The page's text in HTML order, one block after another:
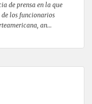
de prensa en la que
de los funcionarios
an...